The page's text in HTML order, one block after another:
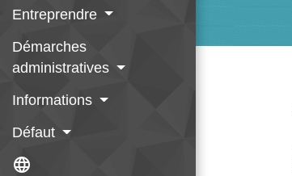
Entreprendre
Démarches
administratives
Informations
Défaut
language